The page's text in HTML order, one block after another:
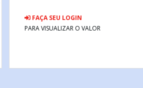
FAÇA SEU LOGIN
PARA VISUALIZAR O VALOR